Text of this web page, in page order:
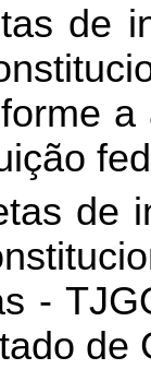
de
de
-
de